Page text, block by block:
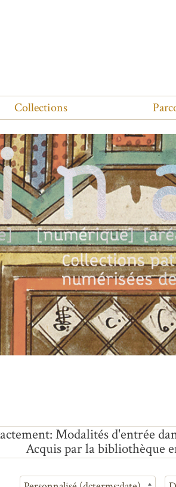
Collections
Modalités d'entrée
Acquis par la bibliothèque